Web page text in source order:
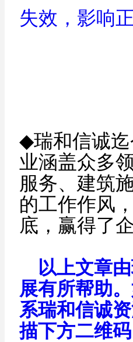
失效，影响
◆瑞和信诚
业涵盖众多
服务、建筑
的工作作风
底，赢得了
以上文章由
展有所帮助
系瑞和信诚
描下方二维码